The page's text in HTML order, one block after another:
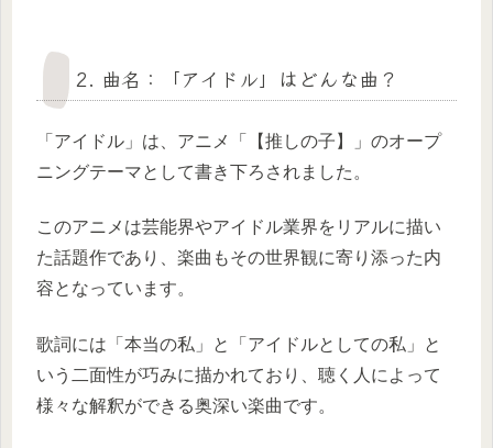
2. 曲名：「アイドル」はどんな曲？
「アイドル」は、アニメ「【推しの子】」のオープ
ニングテーマとして書き下ろされました。
このアニメは芸能界やアイドル業界をリアルに描い
た話題作であり、楽曲もその世界観に寄り添った内
容となっています。
歌詞には「本当の私」と「アイドルとしての私」と
いう二面性が巧みに描かれており、聴く人によって
様々な解釈ができる奥深い楽曲です。